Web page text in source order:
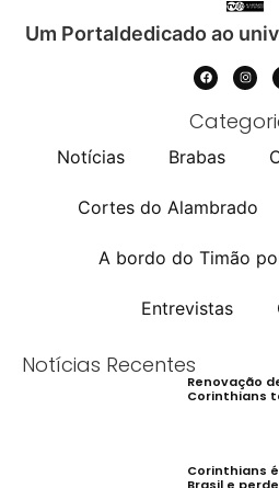
Um Portaldedicado ao
Notícias Brabas
Cortes do Alambrado
A bordo do Timão
Entrevistas
Notícias Recentes
Renovação
Corinthians
Corinthians